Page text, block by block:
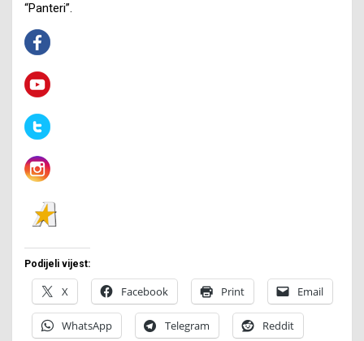
“Panteri”.
Podijeli vijest:
X Facebook Print Email
WhatsApp Telegram Reddit